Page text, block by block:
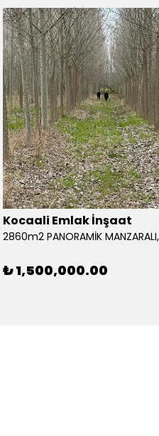
Kocaali Emlak İnşaat
₺ 1,500,000.00